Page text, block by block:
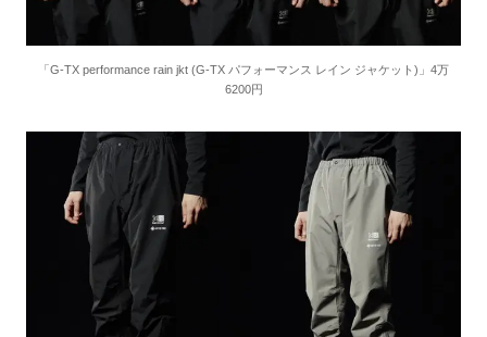
「G-TX performance rain jkt (G-TX パフォーマンス レイン ジャケット)」4万
6200円